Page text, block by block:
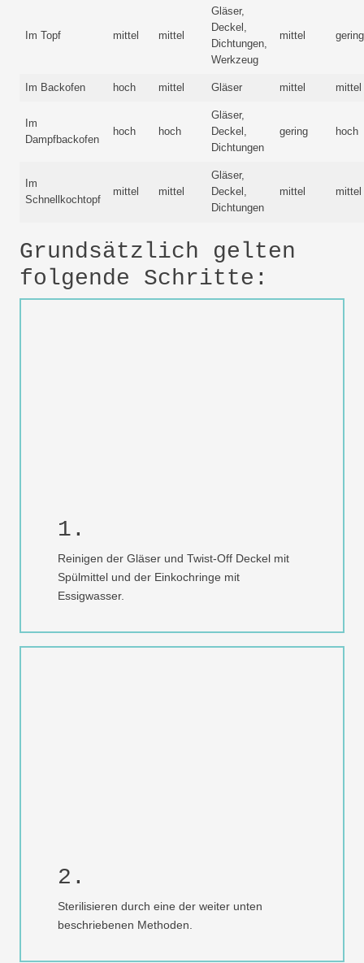
Im Topf mittel mittel
Gläser,
Deckel,
Dichtungen,
Werkzeug
mittel gering
Im Backofen hoch mittel Gläser mittel mittel
Im
Dampfbackofen
hoch hoch
Gläser,
Deckel,
Dichtungen
gering hoch
Im
Schnellkochtopf
mittel mittel
Gläser,
Deckel,
Dichtungen
mittel mittel
Grundsätzlich gelten
folgende Schritte:
1.
Reinigen der Gläser und Twist-Off Deckel mit
Spülmittel und der Einkochringe mit
Essigwasser.
2.
Sterilisieren durch eine der weiter unten
beschriebenen Methoden.